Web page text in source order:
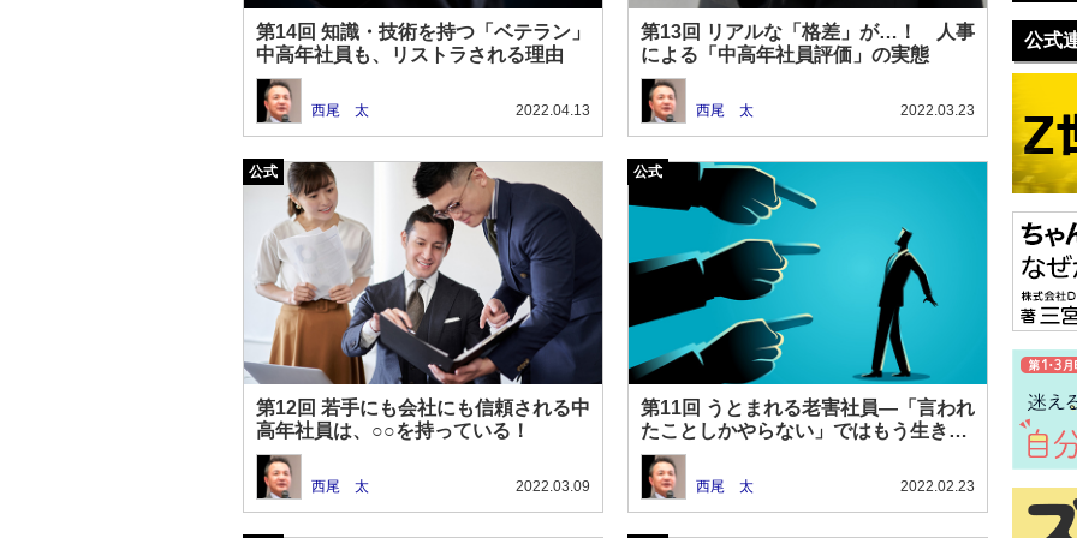
第14回 知識・技術を持つ「ベテラン」
中高年社員も、リストラされる理由
西尾 太 2022.04.13
第13回 リアルな「格差」が…！ 人事
による「中高年社員評価」の実態
西尾 太 2022.03.23
第12回 若手にも会社にも信頼される中
高年社員は、○○を持っている！
西尾 太 2022.03.09
第11回 うとまれる老害社員―「言われ
たことしかやらない」ではもう生き残
れない？
西尾 太 2022.02.23
公式